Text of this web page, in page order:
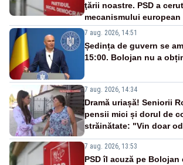
ţării noastre. PSD a
mecanismului
7 aug. 2026, 14:51
Ședința de guvern se
15:00. Bolojan nu a
7 aug. 2026, 14:34
Dramă uriașă! Seniorii
pensii mici și dorul de
străinătate: "Vin doar
7 aug. 2026, 13:53
PSD îl acuză pe Bolojan